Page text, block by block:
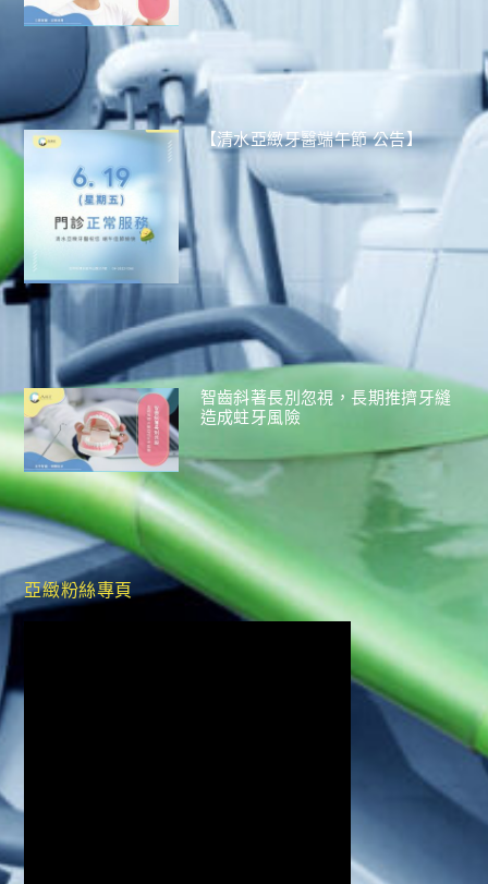
【清水亞緻牙醫端午節 公告】
智齒斜著長別忽視，長期推擠牙縫
造成蛀牙風險
亞緻粉絲專頁